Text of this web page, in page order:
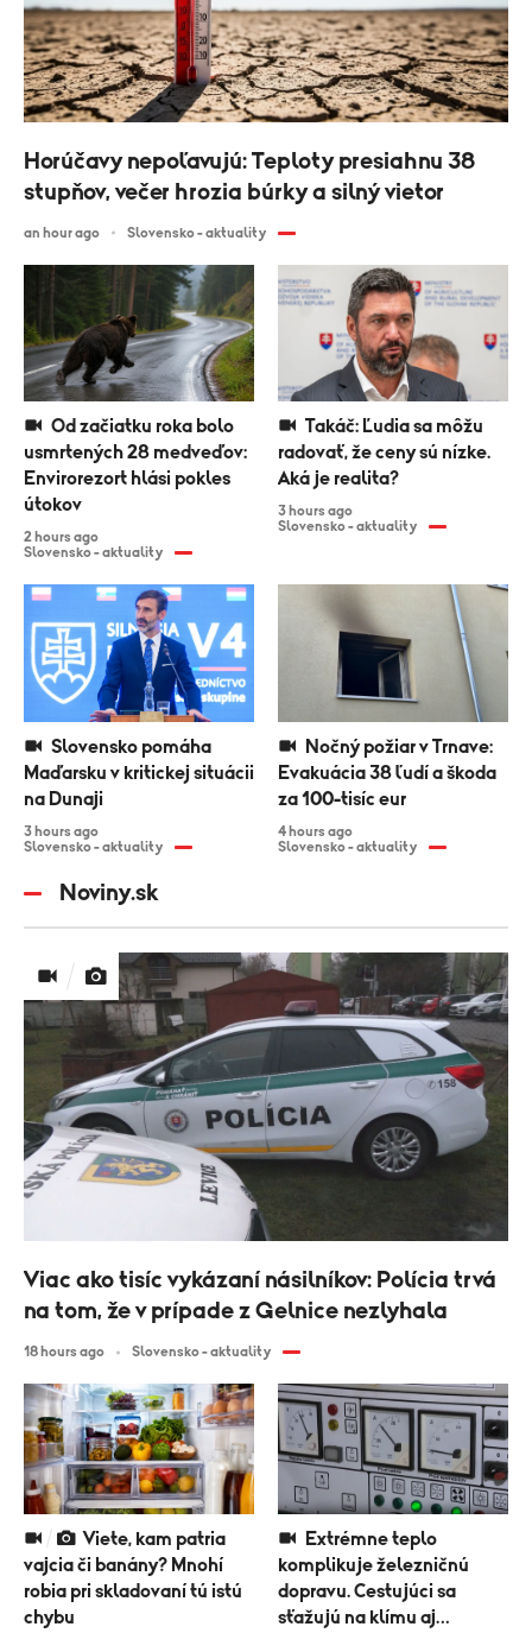
Horúčavy nepoľavujú: Teploty presiahnu 38
stupňov, večer hrozia búrky a silný vietor
an hour ago Slovensko - aktuality
usmrtených 28 medveďov:
Envirorezort hlási pokles
útokov
2 hours ago
Slovensko - aktuality
radovať, že ceny sú nízke.
Aká je realita?
3 hours ago
Slovensko - aktuality
Maďarsku v kritickej situácii
na Dunaji
3 hours ago
Slovensko - aktuality
Evakuácia 38 ľudí a škoda
za 100-tisíc eur
4 hours ago
Slovensko - aktuality
Noviny.sk
vajcia či banány? Mnohí
robia pri skladovaní tú istú
chybu
komplikuje železničnú
dopravu. Cestujúci sa
sťažujú na klímu aj
Viac ako tisíc vykázaní násilníkov: Polícia trvá
na tom, že v prípade z Gelnice nezlyhala
18 hours ago Slovensko - aktuality